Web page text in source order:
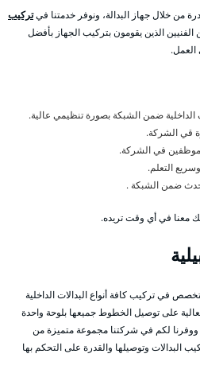
من خلال جهاز البدالة، ونوفر خدمتنا فيتركيب
الذين يقومون بتركيب الجهاز بأفضل
العمل.
ضمن الشبكة بصورة تنظيمي عالية.
قي الشركة.
في الشركة.
التعلم.
ضمن الشبكة .
معنا في أي وقت تريده.
في تركيب كافة أنواع البدالات الداخلية
على توصيل الخطوط جميعها بلوحة واحدة
ووفرنا لكم في شركتنا مجموعة متميزة من
البدالات وتوصيلها والقدرة على التحكم بها